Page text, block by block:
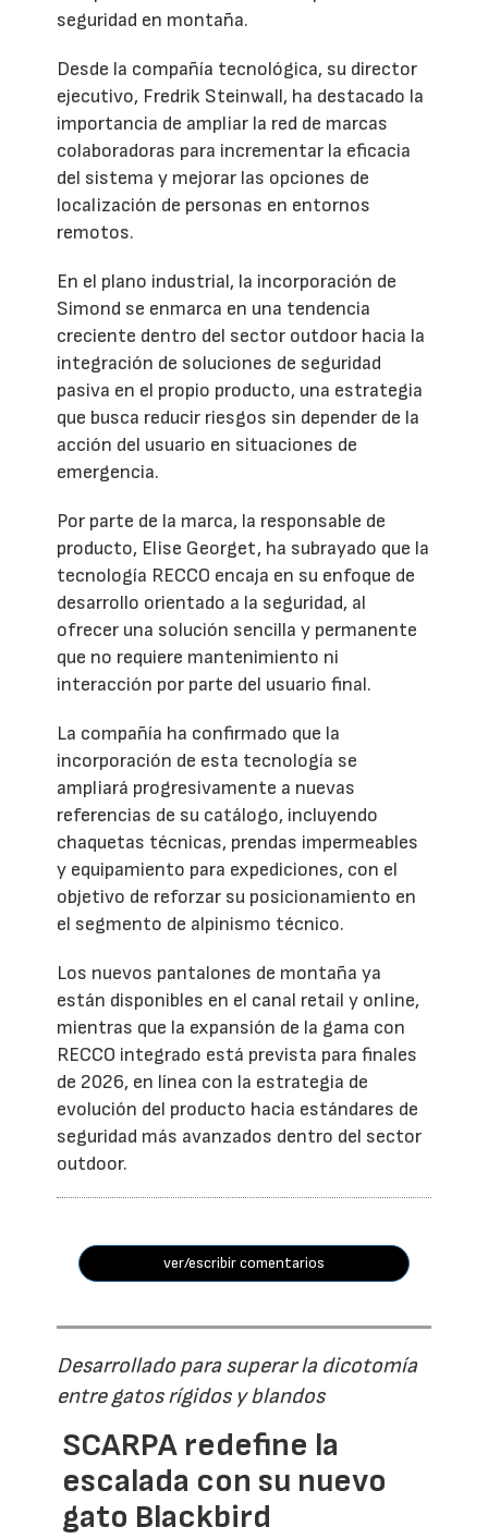
seguridad en montaña.
Desde la compañía tecnológica, su director
ejecutivo, Fredrik Steinwall, ha destacado la
importancia de ampliar la red de marcas
colaboradoras para incrementar la eficacia
del sistema y mejorar las opciones de
localización de personas en entornos
remotos.
En el plano industrial, la incorporación de
Simond se enmarca en una tendencia
creciente dentro del sector outdoor hacia la
integración de soluciones de seguridad
pasiva en el propio producto, una estrategia
que busca reducir riesgos sin depender de la
acción del usuario en situaciones de
emergencia.
Por parte de la marca, la responsable de
producto, Elise Georget, ha subrayado que la
tecnología RECCO encaja en su enfoque de
desarrollo orientado a la seguridad, al
ofrecer una solución sencilla y permanente
que no requiere mantenimiento ni
interacción por parte del usuario final.
La compañía ha confirmado que la
incorporación de esta tecnología se
ampliará progresivamente a nuevas
referencias de su catálogo, incluyendo
chaquetas técnicas, prendas impermeables
y equipamiento para expediciones, con el
objetivo de reforzar su posicionamiento en
el segmento de alpinismo técnico.
Los nuevos pantalones de montaña ya
están disponibles en el canal retail y online,
mientras que la expansión de la gama con
RECCO integrado está prevista para finales
de 2026, en línea con la estrategia de
evolución del producto hacia estándares de
seguridad más avanzados dentro del sector
outdoor.
ver/escribir comentarios
Desarrollado para superar la dicotomía
entre gatos rígidos y blandos
SCARPA redefine la
escalada con su nuevo
gato Blackbird